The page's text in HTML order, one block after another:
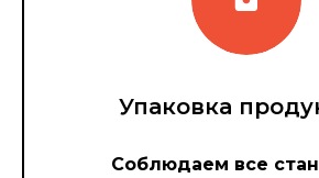
Упаковка
Соблюдаем все